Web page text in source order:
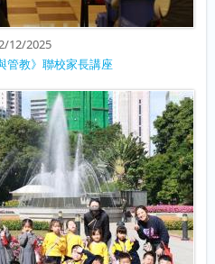
12/2025
管教》聯校家長講座